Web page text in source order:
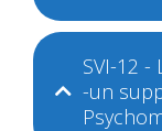
SVI-12
-un